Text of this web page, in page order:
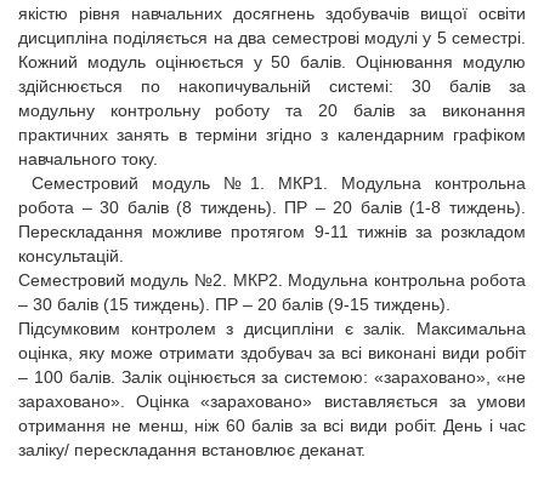
якістю рівня навчальних досягнень здобувачів вищої освіти
дисципліна поділяється на два семестрові модулі у 5 семестрі.
Кожний модуль оцінюється у 50 балів. Оцінювання модулю
здійснюється по накопичувальній системі: 30 балів за
модульну контрольну роботу та 20 балів за виконання
практичних занять в терміни згідно з календарним графіком
навчального току.
Семестровий модуль №1. МКР1. Модульна контрольна
робота – 30 балів (8 тиждень). ПР – 20 балів (1-8 тиждень).
Перескладання можливе протягом 9-11 тижнів за розкладом
консультацій.
Семестровий модуль №2. МКР2. Модульна контрольна робота
– 30 балів (15 тиждень). ПР – 20 балів (9-15 тиждень).
Підсумковим контролем з дисципліни є залік. Максимальна
оцінка, яку може отримати здобувач за всі виконані види робіт
– 100 балів. Залік оцінюється за системою: «зараховано», «не
зараховано». Оцінка «зараховано» виставляється за умови
отримання не менш, ніж 60 балів за всі види робіт. День і час
заліку/ перескладання встановлює деканат.